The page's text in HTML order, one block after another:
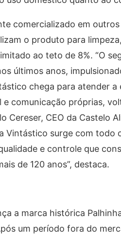
comercializado em
o produto para
ao teto de 8%. “O
últimos anos,
chega para atender a
comunicação próprias,
Cereser, CEO da Castelo
Vintástico surge com todo
e controle que
de 120 anos”, destaca.
a marca histórica
um período fora do